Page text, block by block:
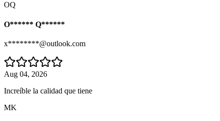
OQ
O****** Q******
x********@outlook.com
Aug 04, 2026
Increíble la calidad que tiene
MK